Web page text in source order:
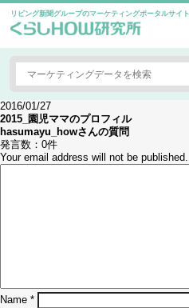
リビング新聞グループのマーケティングポータルサイト
2016/01/27
2015_園児ママのプロフィル
hasumayu_howさんの質問
発言数： 0件
Your email address will not be published.
Name *